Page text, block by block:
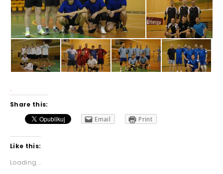
.
Share this:
Email
Print
Like this:
Loading...